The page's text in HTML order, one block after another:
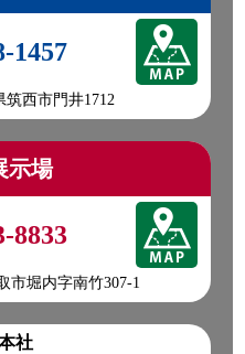
1457
筑西市門井1712
示場
8833
市堀内字南竹307-1
社